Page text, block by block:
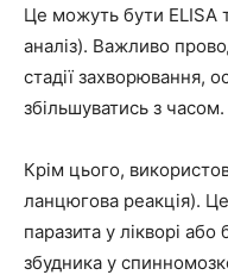
Це можуть бути ELISA
аналіз). Важливо
стадії захворювання,
збільшуватись з часом.
Крім цього,
ланцюгова реакція).
паразита у лікворі або
збудника у